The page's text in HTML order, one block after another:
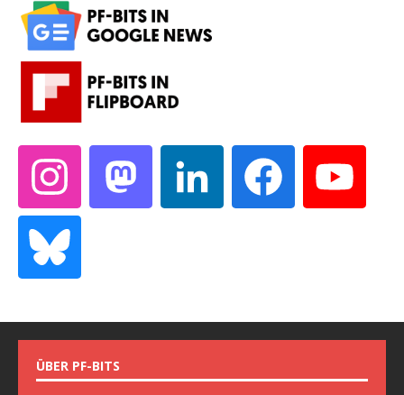
ÜBER PF-BITS